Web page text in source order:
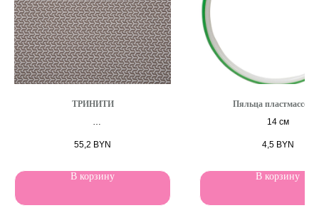
ТРИНИТИ
55,2 BYN
В корзину
Пяльца
14 см
4,5 BYN
В корзину